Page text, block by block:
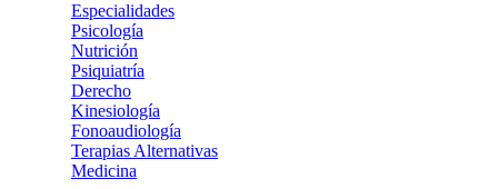
Especialidades
Psicología
Nutrición
Psiquiatría
Derecho
Kinesiología
Fonoaudiología
Terapias Alternativas
Medicina